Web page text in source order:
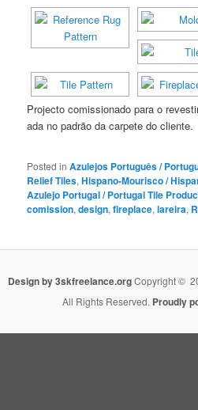
Pro­jec­to comis­si­o­na­do para o
a­da no padrão da car­pe­te do cli­en­te.
Posted in Azulejos Português /
Relief Tiles,Hispano-Mourisco /
Azulejo Portugal / Portugal Tile
comission,design,fireplace,lareira,
Design by 3skfreelance.orgCopyright ©
All Rights Reserved. Proudly